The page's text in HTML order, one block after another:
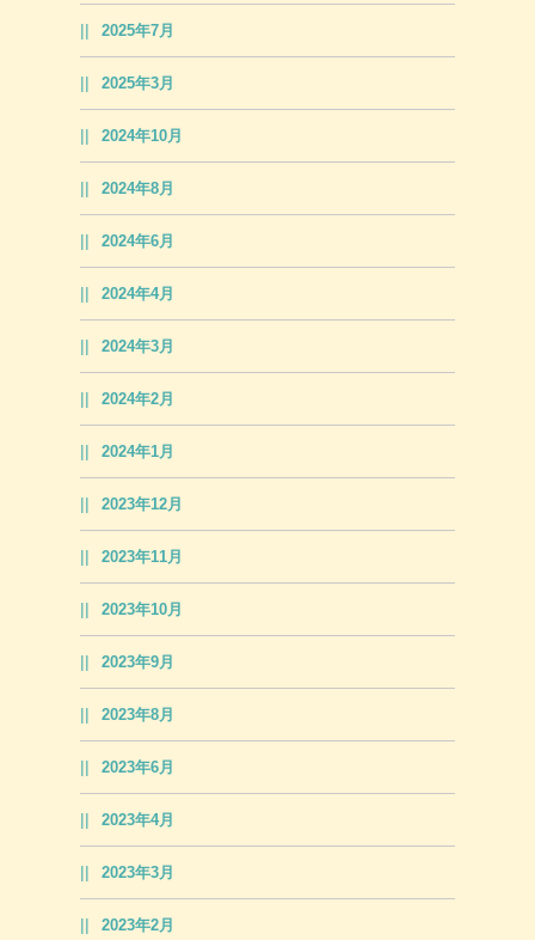
2025年7月
2025年3月
2024年10月
2024年8月
2024年6月
2024年4月
2024年3月
2024年2月
2024年1月
2023年12月
2023年11月
2023年10月
2023年9月
2023年8月
2023年6月
2023年4月
2023年3月
2023年2月